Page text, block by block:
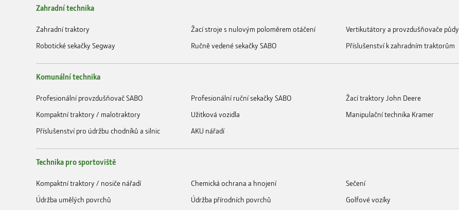
Zahradní technika
Zahradní traktory Žací stroje s nulovým poloměrem otáčení Vertikutátory a provzdušňovače půdy
Robotické sekačky Segway
Ručně vedené sekačky SABO Příslušenství k zahradním traktorům
Komunální technika
Profesionální provzdušňovač SABO Profesionální ruční sekačky SABO Žací traktory John Deere
Kompaktní traktory / malotraktory
Užitková vozidla Manipulační technika Kramer
Příslušenství pro údržbu chodníků a silnic
AKU nářadí
Technika pro sportoviště
Kompaktní traktory / nosiče nářadí Chemická ochrana a hnojení Sečení
Údržba umělých povrchů
Údržba přírodních povrchů Golfové vozíky